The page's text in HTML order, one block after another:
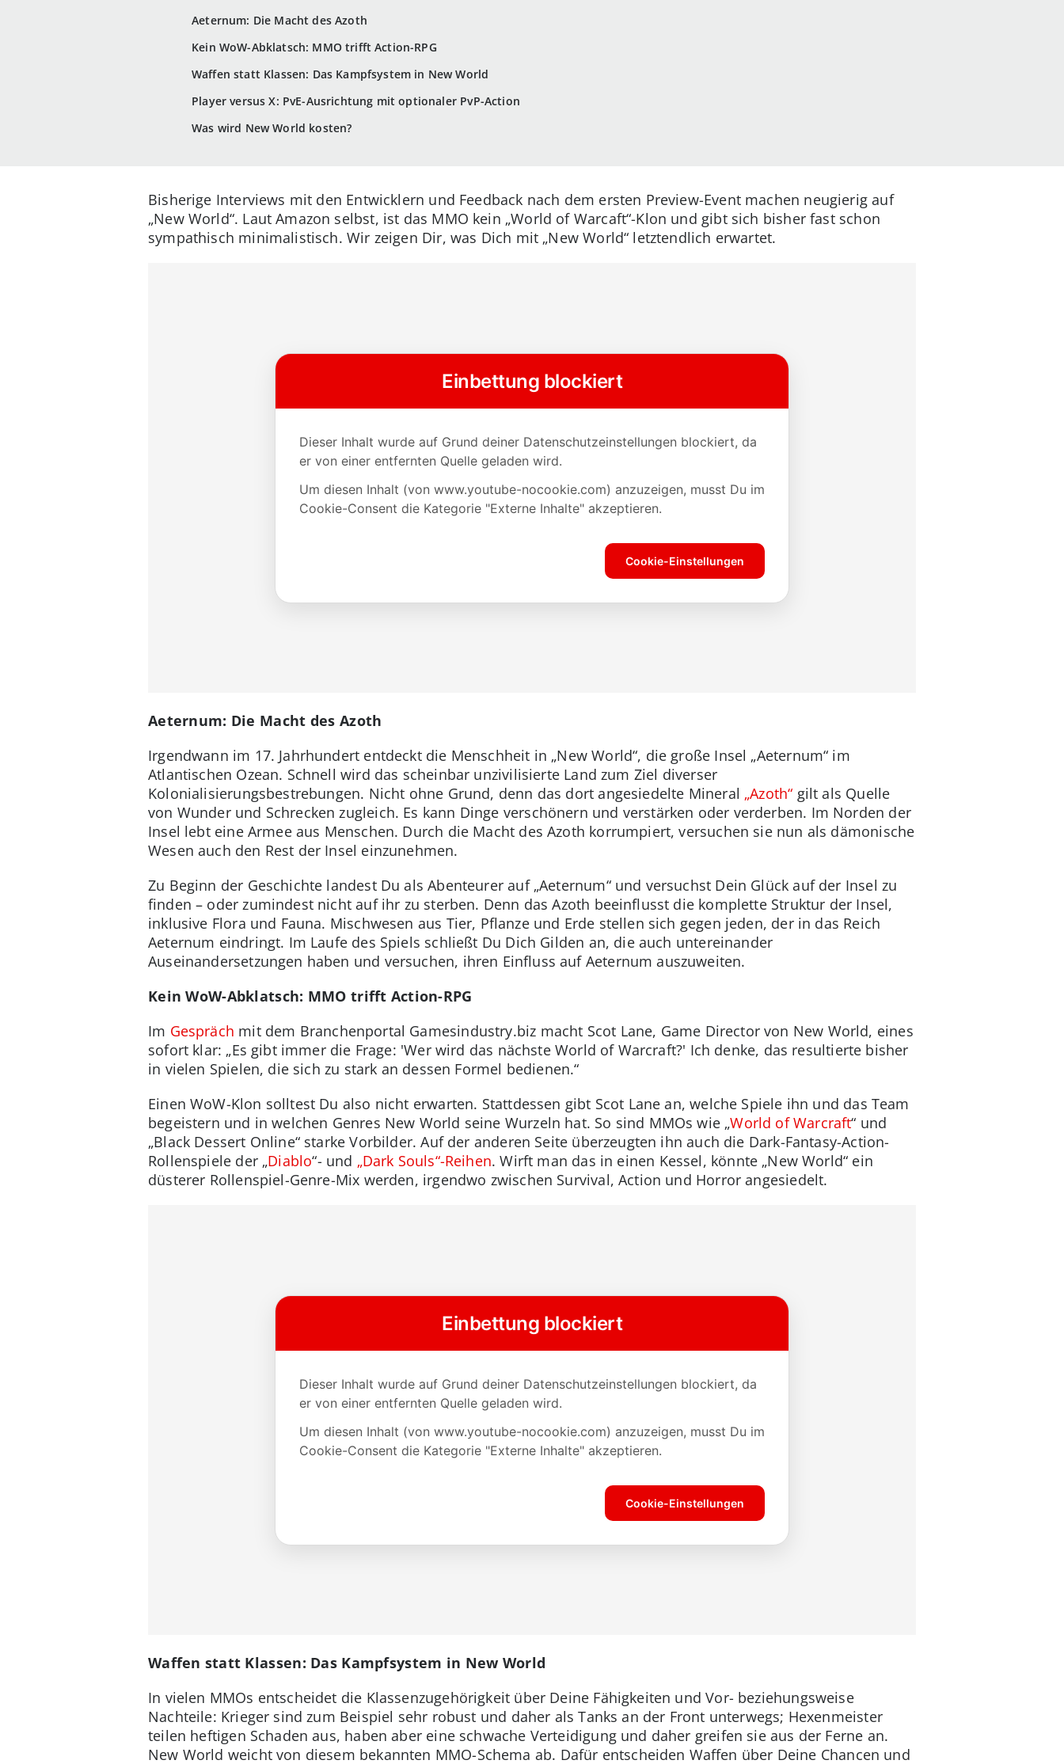
Aeternum: Die Macht des Azoth
Kein WoW-Abklatsch: MMO trifft Action-RPG
Waffen statt Klassen: Das Kampfsystem in New World
Player versus X: PvE-Ausrichtung mit optionaler PvP-Action
Was wird New World kosten?
Bisherige Interviews mit den Entwicklern und Feedback nach dem ersten Preview-Event machen neugierig auf
„New World“. Laut Amazon selbst, ist das MMO kein „World of Warcaft“-Klon und gibt sich bisher fast schon
sympathisch minimalistisch. Wir zeigen Dir, was Dich mit „New World“ letztendlich erwartet.
Aeternum: Die Macht des Azoth
Irgendwann im 17. Jahrhundert entdeckt die Menschheit in „New World“, die große Insel „Aeternum“ im
Atlantischen Ozean. Schnell wird das scheinbar unzivilisierte Land zum Ziel diverser
Kolonialisierungsbestrebungen. Nicht ohne Grund, denn das dort angesiedelte Mineral „Azoth“ gilt als Quelle
von Wunder und Schrecken zugleich. Es kann Dinge verschönern und verstärken oder verderben. Im Norden der
Insel lebt eine Armee aus Menschen. Durch die Macht des Azoth korrumpiert, versuchen sie nun als dämonische
Wesen auch den Rest der Insel einzunehmen.
Zu Beginn der Geschichte landest Du als Abenteurer auf „Aeternum“ und versuchst Dein Glück auf der Insel zu
finden – oder zumindest nicht auf ihr zu sterben. Denn das Azoth beeinflusst die komplette Struktur der Insel,
inklusive Flora und Fauna. Mischwesen aus Tier, Pflanze und Erde stellen sich gegen jeden, der in das Reich
Aeternum eindringt. Im Laufe des Spiels schließt Du Dich Gilden an, die auch untereinander
Auseinandersetzungen haben und versuchen, ihren Einfluss auf Aeternum auszuweiten.
Kein WoW-Abklatsch: MMO trifft Action-RPG
Im Gespräch mit dem Branchenportal Gamesindustry.biz macht Scot Lane, Game Director von New World, eines
sofort klar: „Es gibt immer die Frage: 'Wer wird das nächste World of Warcraft?' Ich denke, das resultierte bisher
in vielen Spielen, die sich zu stark an dessen Formel bedienen.“
Einen WoW-Klon solltest Du also nicht erwarten. Stattdessen gibt Scot Lane an, welche Spiele ihn und das Team
begeistern und in welchen Genres New World seine Wurzeln hat. So sind MMOs wie „World of Warcraft“ und
„Black Dessert Online“ starke Vorbilder. Auf der anderen Seite überzeugten ihn auch die Dark-Fantasy-Action-
Rollenspiele der „Diablo“- und „Dark Souls“-Reihen. Wirft man das in einen Kessel, könnte „New World“ ein
düsterer Rollenspiel-Genre-Mix werden, irgendwo zwischen Survival, Action und Horror angesiedelt.
Waffen statt Klassen: Das Kampfsystem in New World
In vielen MMOs entscheidet die Klassenzugehörigkeit über Deine Fähigkeiten und Vor- beziehungsweise
Nachteile: Krieger sind zum Beispiel sehr robust und daher als Tanks an der Front unterwegs; Hexenmeister
teilen heftigen Schaden aus, haben aber eine schwache Verteidigung und daher greifen sie aus der Ferne an.
New World weicht von diesem bekannten MMO-Schema ab. Dafür entscheiden Waffen über Deine Chancen und